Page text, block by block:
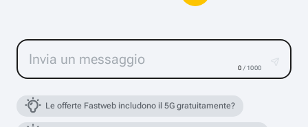
0 / 1000
Le offerte Fastweb includono il 5G gratuitamente?